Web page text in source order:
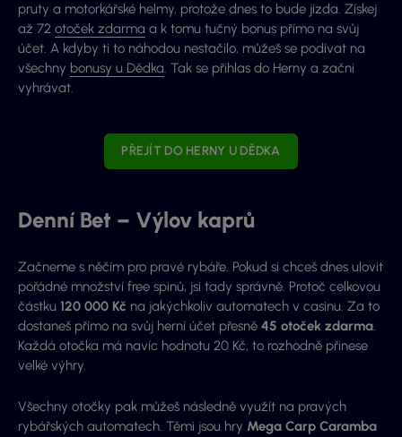
pruty a motorkářské helmy, protože dnes to bude jízda. Získej
až 72 otoček zdarma a k tomu tučný bonus přímo na svůj
účet. A kdyby ti to náhodou nestačilo, můžeš se podívat na
všechny bonusy u Dědka. Tak se přihlas do Herny a začni
vyhrávat.
PŘEJÍT DO HERNY U DĚDKA
Denní Bet – Výlov kaprů
Začneme s něčím pro pravé rybáře. Pokud si chceš dnes ulovit
pořádné množství free spinů, jsi tady správně. Protoč celkovou
částku 120 000 Kč na jakýchkoliv automatech v casinu. Za to
dostaneš přímo na svůj herní účet přesně 45 otoček zdarma.
Každá otočka má navíc hodnotu 20 Kč, to rozhodně přinese
velké výhry.
Všechny otočky pak můžeš následně využít na pravých
rybářských automatech. Těmi jsou hry Mega Carp Caramba